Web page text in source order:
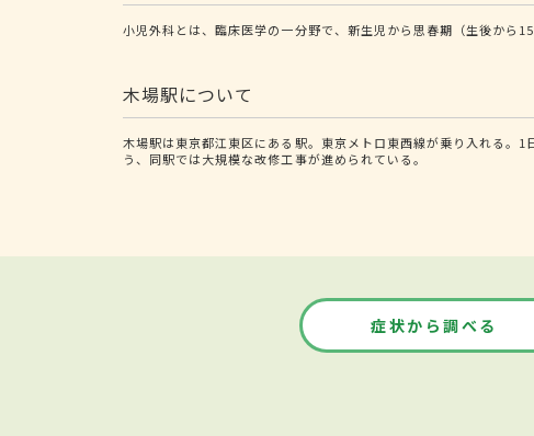
小児外科とは、臨床医学の一分野で、新生児から思春期（生後から
木場駅について
木場駅は東京都江東区にある駅。東京メトロ東西線が乗り入れる。
う、同駅では大規模な改修工事が進められている。
症状から調べる